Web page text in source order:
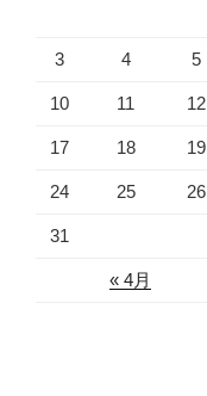
« 4月
3 4 5
10 11 12
17 18 19
24 25 26
31